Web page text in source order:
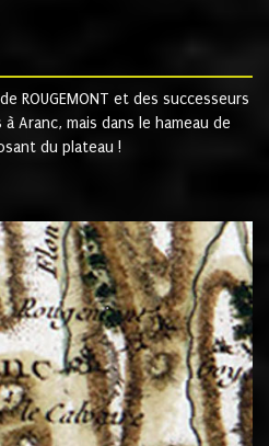
ROUGEMONT et des successeurs
Aranc, mais dans le hameau de
du plateau !